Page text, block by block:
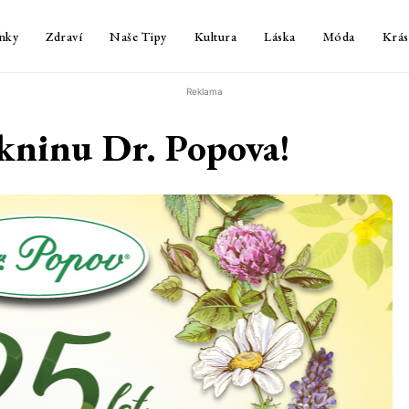
Zdraví Naše Tipy Kultura Láska Móda
Reklama
Dr. Popova!